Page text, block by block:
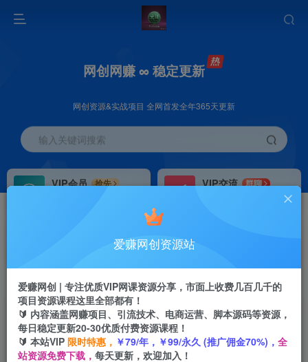
网创网赚 ∞ 稳定更新
网创资源&实战项目 全网首发全年365天更新
输入关键词搜索
VIP会员
抢先
VIP交流
群聊
研究探讨更多创业项目路子。
会员专属推广链接
首页 创业课程 会员免费 正文
芒果斗地主互动直播项目，无需露脸在线直播，能
边玩游戏边赚钱
爱赚网创资源站
爱赚网创 | 专注优质VIP网课资源分享，市面上收费几百几千的
项目资源课程这里全部都有！
🔰 内容涵盖网赚项目、引流技术、电商运营、脚本源码等资源，
每日稳定更新20-30优质付费资源课程！
🔰 本站VIP 限时特惠， ￥79/年，￥99/永久 (推广佣金70%)， 全
站资源免费下载， 每天更新，欢迎加入！